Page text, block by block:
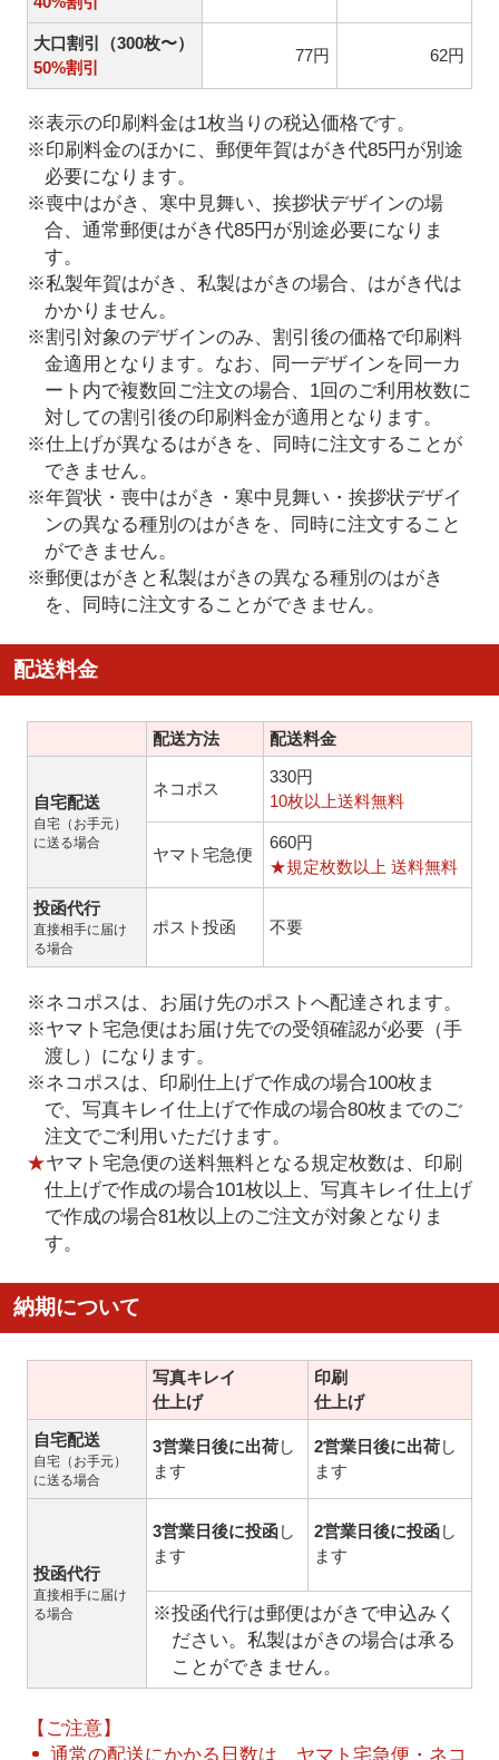
大口割引（300枚〜）
50%割引
77円 62円
※表示の印刷料金は1枚当りの税込価格です。
※印刷料金のほかに、郵便年賀はがき代85円が別途
必要になります。
※喪中はがき、寒中見舞い、挨拶状デザインの場
合、通常郵便はがき代85円が別途必要になりま
す。
※私製年賀はがき、私製はがきの場合、はがき代は
かかりません。
※割引対象のデザインのみ、割引後の価格で印刷料
金適用となります。なお、同一デザインを同一カ
ート内で複数回ご注文の場合、1回のご利用枚数に
対しての割引後の印刷料金が適用となります。
※仕上げが異なるはがきを、同時に注文することが
できません。
※年賀状・喪中はがき・寒中見舞い・挨拶状デザイ
ンの異なる種別のはがきを、同時に注文すること
ができません。
※郵便はがきと私製はがきの異なる種別のはがき
を、同時に注文することができません。
配送料金
配送方法 配送料金
自宅配送
自宅（お手元）
に送る場合
ネコポス
330円
10枚以上送料無料
ヤマト宅急便
660円
★規定枚数以上 送料無料
投函代行
直接相手に届け
る場合
ポスト投函 不要
※ネコポスは、お届け先のポストへ配達されます。
※ヤマト宅急便はお届け先での受領確認が必要（手
渡し）になります。
※ネコポスは、印刷仕上げで作成の場合100枚ま
で、写真キレイ仕上げで作成の場合80枚までのご
注文でご利用いただけます。
★ヤマト宅急便の送料無料となる規定枚数は、印刷
仕上げで作成の場合101枚以上、写真キレイ仕上げ
で作成の場合81枚以上のご注文が対象となりま
す。
納期について
写真キレイ
仕上げ
印刷
仕上げ
自宅配送
自宅（お手元）
に送る場合
3営業日後に出荷し
ます
2営業日後に出荷し
ます
投函代行
直接相手に届け
る場合
3営業日後に投函し
ます
2営業日後に投函し
ます
※投函代行は郵便はがきで申込みく
ださい。私製はがきの場合は承る
ことができません。
【ご注意】
通常の配送にかかる日数は、ヤマト宅急便・ネコ